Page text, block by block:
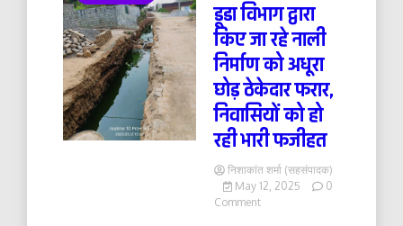
डूडा विभाग द्वारा
किए जा रहे नाली
निर्माण को अधूरा
छोड़ ठेकेदार फरार,
निवासियों को हो
रही भारी फजीहत
निशाकांत शर्मा (सहसंपादक)
May 12, 2025
0
Commenton